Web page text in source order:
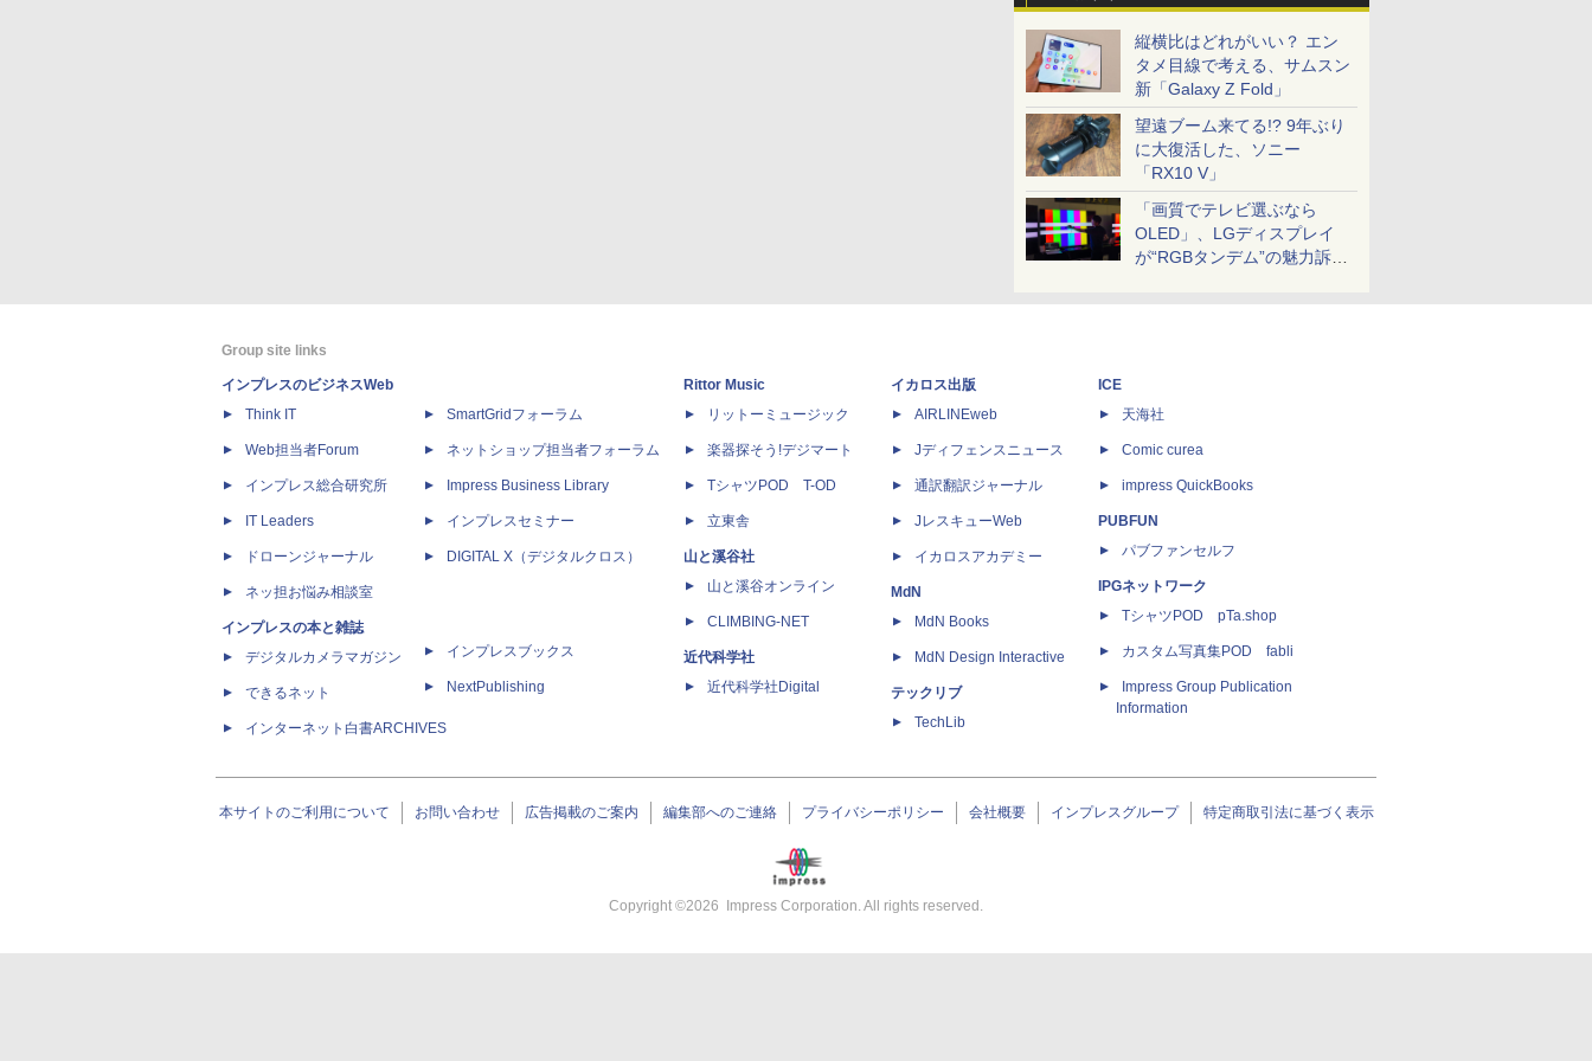
縦横比はどれがいい？ エン
タメ目線で考える、サムスン
新「Galaxy Z Fold」
望遠ブーム来てる!? 9年ぶり
に大復活した、ソニー
「RX10 V」
「画質でテレビ選ぶなら
OLED」、LGディスプレイ
が“RGBタンデム”の魅力訴
Group site links
インプレスのビジネスWeb
Think IT
Web担当者Forum
インプレス総合研究所
IT Leaders
ドローンジャーナル
ネッ担お悩み相談室
インプレスの本と雑誌
デジタルカメラマガジン
できるネット
インターネット白書ARCHIVES
SmartGridフォーラム
ネットショップ担当者フォーラム
Impress Business Library
インプレスセミナー
DIGITAL X（デジタルクロス）
インプレスブックス
NextPublishing
Rittor Music
リットーミュージック
楽器探そう!デジマート
TシャツPOD T-OD
立東舎
山と溪谷社
山と溪谷オンライン
CLIMBING-NET
近代科学社
近代科学社Digital
イカロス出版
AIRLINEweb
Jディフェンスニュース
通訳翻訳ジャーナル
JレスキューWeb
イカロスアカデミー
MdN
MdN Books
MdN Design Interactive
テックリブ
TechLib
ICE
天海社
Comic curea
impress QuickBooks
PUBFUN
パブファンセルフ
IPGネットワーク
TシャツPOD pTa.shop
カスタム写真集POD fabli
Impress Group Publication
Information
本サイトのご利用について お問い合わせ 広告掲載のご案内 編集部へのご連絡 プライバシーポリシー 会社概要 インプレスグループ 特定商取引法に基づく表示
Copyright ©2026 Impress Corporation. All rights reserved.